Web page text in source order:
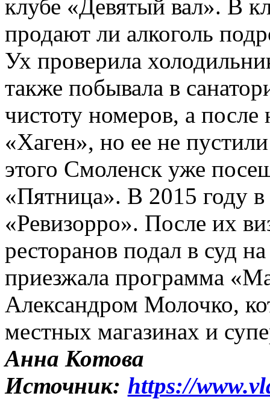
клубе «Девятый вал». В
продают ли алкоголь
Ух проверила
также побывала в
чистоту номеров, а после
«Хаген», но ее не
этого Смоленск уже
«Пятница». В 2015 году
«Ревизорро». После их
ресторанов подал в суд
приезжала программа
Александром Молочко,
местных магазинах и
Анна Котова
Источник: https://